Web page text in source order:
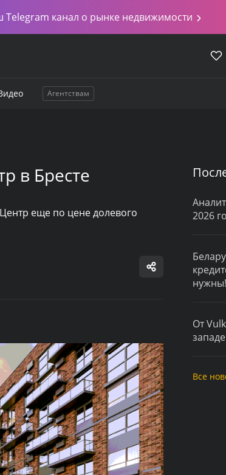
Telegram канал о рынке недвижимости
Агентствам
в Бресте
еще по цене долевого
2026
нужны!
От
Все